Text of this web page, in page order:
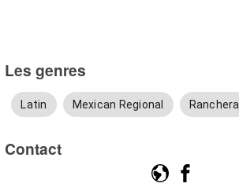
Les genres
Latin Mexican Regional Ranchera
Contact